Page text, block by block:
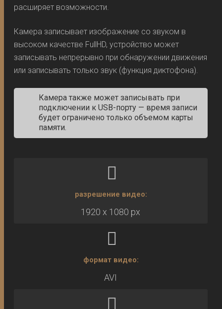
расширяет возможности.
Камера записывает изображение со звуком в
высоком качестве FullHD, устройство может
записывать непрерывно при обнаружении движения
или записывать только звук (функция диктофона).
Камера также может записывать при
подключении к USB-порту — время записи
будет ограничено только объемом карты
памяти.
разрешение видео:
1920 x 1080 px
формат видео:
AVI